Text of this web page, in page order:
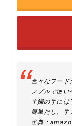
色々なフード
ンプルで使い
主婦の手には
簡単だし、手
出典：